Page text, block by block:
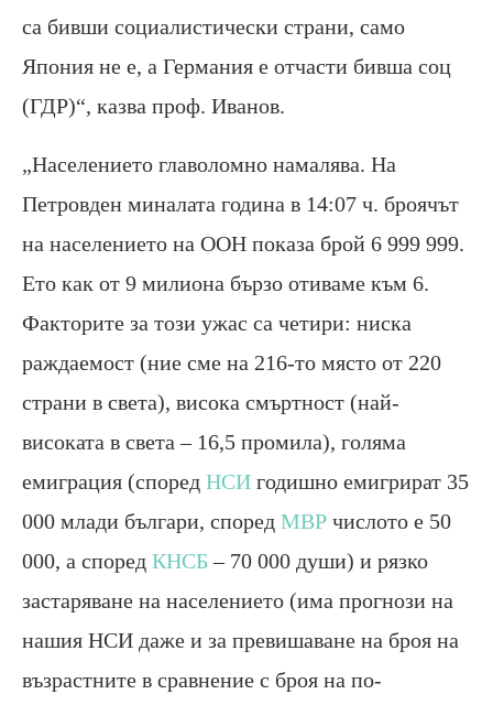
са бивши социалистически страни, само
Япония не е, а Германия е отчасти бивша соц
(ГДР)“, казва проф. Иванов.
„Населението главоломно намалява. На
Петровден миналата година в 14:07 ч. броячът
на населението на ООН показа брой 6 999 999.
Ето как от 9 милиона бързо отиваме към 6.
Факторите за този ужас са четири: ниска
раждаемост (ние сме на 216-то място от 220
страни в света), висока смъртност (най-
високата в света – 16,5 промила), голяма
емиграция (според НСИ годишно емигрират 35
000 млади българи, според МВР числото е 50
000, а според КНСБ– 70 000 души) и рязко
застаряване на населението (има прогнози на
нашия НСИ даже и за превишаване на броя на
възрастните в сравнение с броя на по-